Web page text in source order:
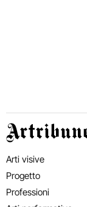
Artribune
Arti visive
Progetto
Professioni